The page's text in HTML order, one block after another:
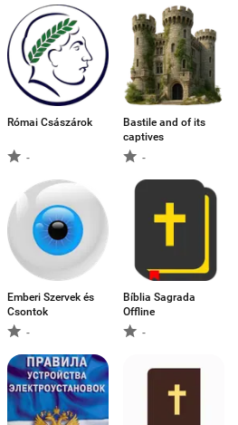
Római Császárok
-
Bastile and of its
captives
-
Emberi Szervek és
Csontok
-
Bíblia Sagrada
Offline
-